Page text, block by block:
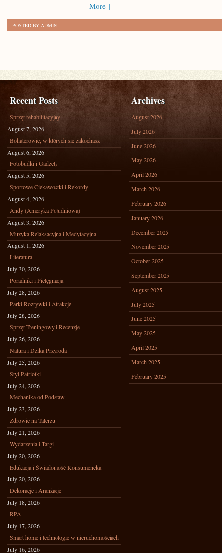
More ]
POSTED BY ADMIN
Recent Posts
Sprzęt rehabilitacyjny
August 7, 2026
Bohaterowie, w których się zakochasz
August 6, 2026
Fotobudki i Gadżety
August 5, 2026
Sportowe Ciekawostki i Rekordy
August 4, 2026
Andy (Ameryka Południowa)
August 3, 2026
Muzyka Relaksacyjna i Medytacyjna
August 1, 2026
Literatura
July 30, 2026
Poradniki i Pielęgnacja
July 28, 2026
Parki Rozrywki i Atrakcje
July 28, 2026
Sprzęt Treningowy i Recenzje
July 26, 2026
Natura i Dzika Przyroda
July 25, 2026
Styl Patriotki
July 24, 2026
Mechanika od Podstaw
July 23, 2026
Zdrowie na Talerzu
July 21, 2026
Wydarzenia i Targi
July 20, 2026
Edukacja i Świadomość Konsumencka
July 20, 2026
Dekoracje i Aranżacje
July 18, 2026
RPA
July 17, 2026
Smart home i technologie w nieruchomościach
July 16, 2026
Archives
August 2026
July 2026
June 2026
May 2026
April 2026
March 2026
February 2026
January 2026
December 2025
November 2025
October 2025
September 2025
August 2025
July 2025
June 2025
May 2025
April 2025
March 2025
February 2025